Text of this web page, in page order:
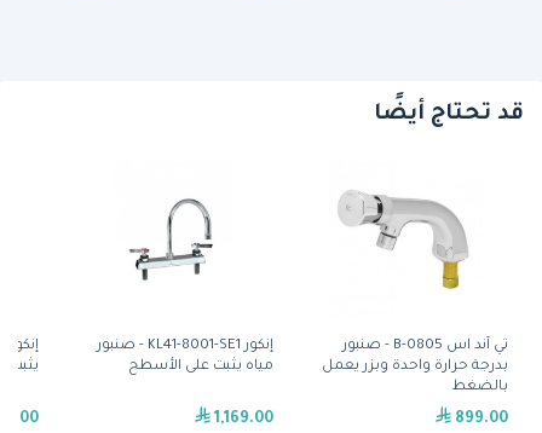
قد تحتاج أيضًا
تي آند اس B-0805 - صنبور
بدرجة حرارة واحدة وبزر يعمل
بالضغط
899.00
إنكور KL41-8001-SE1 - صنبور
مياه يثبت على الأسطح
1,169.00
يثبت